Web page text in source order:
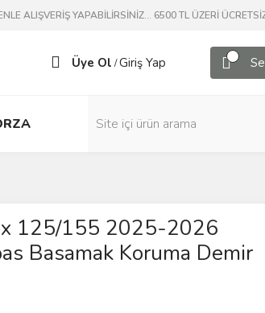
ALIŞVERİŞ YAPABİLİRSİNİZ... 6500 TL ÜZERİ
Üye Ol /Giriş Yap
125/155 2025-2026
Basamak Koruma Demir